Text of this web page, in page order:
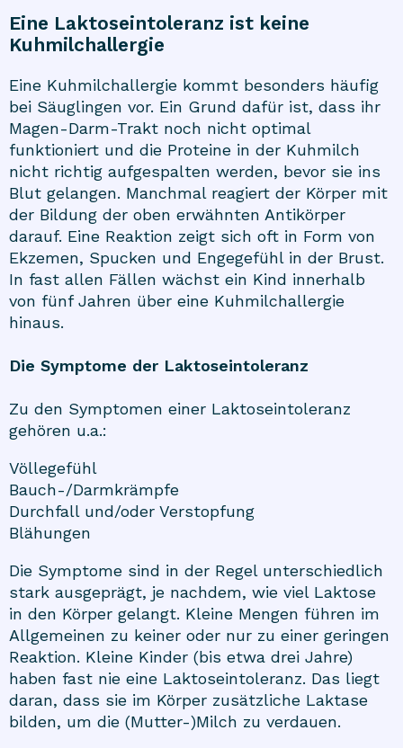
Eine Laktoseintoleranz ist keine
Kuhmilchallergie
Eine Kuhmilchallergie kommt besonders häufig
bei Säuglingen vor. Ein Grund dafür ist, dass ihr
Magen-Darm-Trakt noch nicht optimal
funktioniert und die Proteine in der Kuhmilch
nicht richtig aufgespalten werden, bevor sie ins
Blut gelangen. Manchmal reagiert der Körper mit
der Bildung der oben erwähnten Antikörper
darauf. Eine Reaktion zeigt sich oft in Form von
Ekzemen, Spucken und Engegefühl in der Brust.
In fast allen Fällen wächst ein Kind innerhalb
von fünf Jahren über eine Kuhmilchallergie
hinaus.
Die Symptome der Laktoseintoleranz
Zu den Symptomen einer Laktoseintoleranz
gehören u.a.:
Völlegefühl
Bauch-/Darmkrämpfe
Durchfall und/oder Verstopfung
Blähungen
Die Symptome sind in der Regel unterschiedlich
stark ausgeprägt, je nachdem, wie viel Laktose
in den Körper gelangt. Kleine Mengen führen im
Allgemeinen zu keiner oder nur zu einer geringen
Reaktion. Kleine Kinder (bis etwa drei Jahre)
haben fast nie eine Laktoseintoleranz. Das liegt
daran, dass sie im Körper zusätzliche Laktase
bilden, um die (Mutter-)Milch zu verdauen.